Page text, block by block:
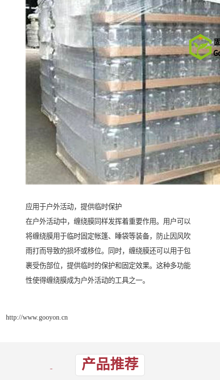
应用于户外活动，提供临时保护
在户外活动中，缠绕膜同样发挥着重要作用。用户可以
将缠绕膜用于临时固定帐篷、睡袋等装备，防止因风吹
雨打而导致的损坏或移位。同时，缠绕膜还可以用于包
裹受伤部位，提供临时的保护和固定效果。这种多功能
性使得缠绕膜成为户外活动的工具之一。
http://www.gooyon.cn
产品推荐